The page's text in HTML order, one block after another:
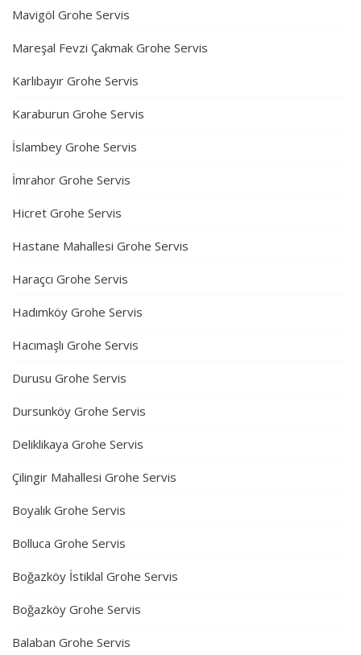
Mavigöl Grohe Servis
Mareşal Fevzi Çakmak Grohe Servis
Karlıbayır Grohe Servis
Karaburun Grohe Servis
İslambey Grohe Servis
İmrahor Grohe Servis
Hicret Grohe Servis
Hastane Mahallesi Grohe Servis
Haraçcı Grohe Servis
Hadımköy Grohe Servis
Hacımaşlı Grohe Servis
Durusu Grohe Servis
Dursunköy Grohe Servis
Deliklikaya Grohe Servis
Çilingir Mahallesi Grohe Servis
Boyalık Grohe Servis
Bolluca Grohe Servis
Boğazköy İstiklal Grohe Servis
Boğazköy Grohe Servis
Balaban Grohe Servis